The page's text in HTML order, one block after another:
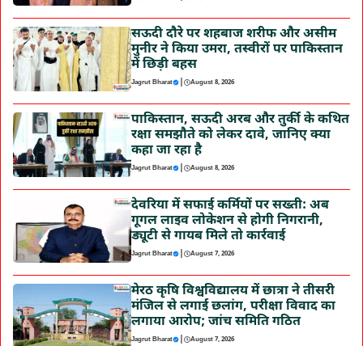
सऊदी दौरे पर शहबाज शरीफ और असीम
मुनीर ने किया उमरा, तस्वीरों पर पाकिस्तान
में छिड़ी बहस
Jagrut Bharat | August 8, 2026
पाकिस्तान, सऊदी अरब और तुर्की के कथित
रक्षा समझौते को लेकर दावे, जानिए क्या
कहा जा रहा है
Jagrut Bharat | August 8, 2026
देवरिया में सफाई कर्मियों पर सख्ती: अब
गूगल लाइव लोकेशन से होगी निगरानी,
ड्यूटी से गायब मिले तो कार्रवाई
Jagrut Bharat | August 7, 2026
मेरठ कृषि विश्वविद्यालय में छात्रा ने तीसरी
मंजिल से लगाई छलांग, परीक्षा विवाद का
लगाया आरोप; जांच समिति गठित
Jagrut Bharat | August 7, 2026